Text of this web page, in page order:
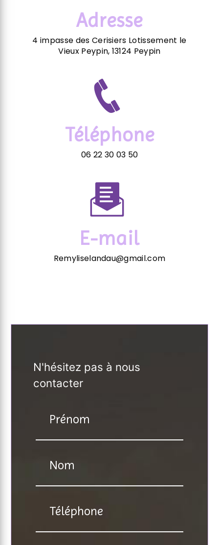
Adresse
4 impasse des Cerisiers Lotissement le
Vieux Peypin, 13124 Peypin
Téléphone
06 22 30 03 50
E-mail
Remyliselandau@gmail.com
N'hésitez pas à nous
contacter